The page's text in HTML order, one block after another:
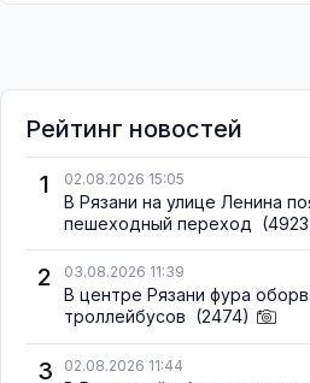
Рейтинг новостей
1
02.08.2026 15:05
В Рязани на улице Ленина
пешеходный переход
2 03.08.2026 11:39
В центре Рязани фура
троллейбусов (2474)
3 02.08.2026 11:44